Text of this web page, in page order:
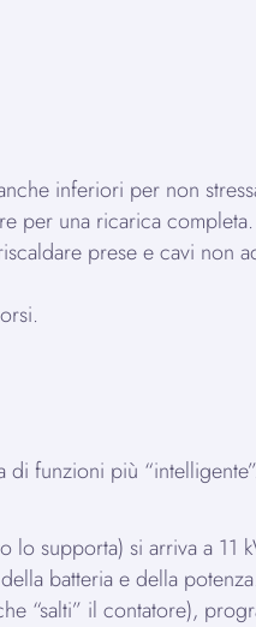
inferiori per non
per una ricarica completa.
prese e cavi non
funzioni più “intelligente”.
lo supporta) si arriva a 11
batteria e della potenza.
“salti” il contatore),